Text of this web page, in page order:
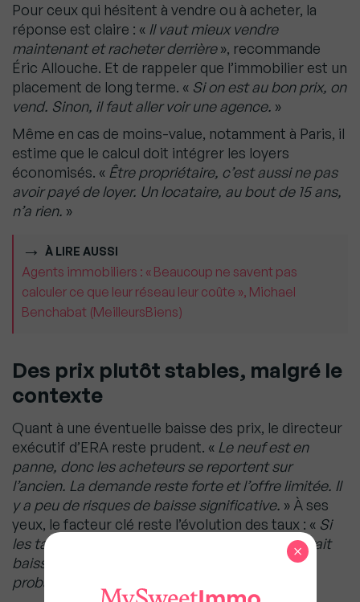
Pour ceux qui hésitent à vendre ou à acheter, la
réponse est claire : « Il vaut mieux vendre
maintenant et racheter derrière», recommande
Éric Allouche. Et de rappeler que l’immobilier est un
placement de long terme. « Si on est au bon prix, on
vend. Sinon, il faut aller voir une agence. »
Même en cas de moins-value, notamment à Paris, il
estime que le calcul doit intégrer les loyers
économisés. « Être propriétaire, c’est aussi ne pas
avoir payé de loyer. Un locataire, au bout de 15 ans,
n’a rien. »
À LIRE AUSSI
Agents immobiliers : « Beaucoup ne savent pas
calculer ce que leur réseau leur coûte », Michael
Benchabat (MeilleursBiens)
Des prix plutôt stables, malgré le
contexte
Quant à une éventuelle baisse des prix, le directeur
exécutif d’ERA reste prudent. « Le neuf est en
panne, donc les acheteurs se reportent sur
l’ancien. La demande reste forte et l’offre limitée. Il
y a peu de risques de baisse significative. » À ses
yeux, le facteur clé reste l’évolution des taux : « Si
les taux montent fortement, la demande pourrait
baisser, mais ce n’est pas le scénario le plus
probable aujourd’hui.
×